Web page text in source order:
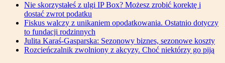
Nie skorzystałeś z ulgi IP Box? Możesz zrobić korektę i
dostać zwrot podatku
Fiskus walczy z unikaniem opodatkowania. Ostatnio dotyczy
to fundacji rodzinnych
Julita Karaś-Gasparska: Sezonowy biznes, sezonowe koszty
Rozcieńczalnik zwolniony z akcyzy. Choć niektórzy go piją